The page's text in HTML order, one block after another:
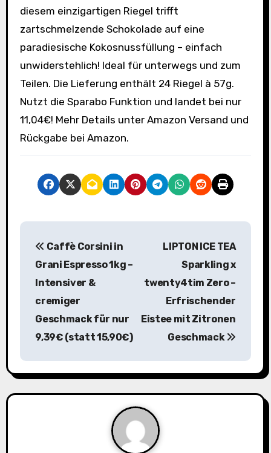
diesem einzigartigen Riegel trifft
zartschmelzende Schokolade auf eine
paradiesische Kokosnussfüllung – einfach
unwiderstehlich! Ideal für unterwegs und zum
Teilen. Die Lieferung enthält 24 Riegel à 57g.
Nutzt die Sparabo Funktion und landet bei nur
11,04€! Mehr Details unter Amazon Versand und
Rückgabe bei Amazon.
B
a
g
Caffè Corsini in
Grani Espresso 1kg –
Intensiver &
cremiger
Geschmack für nur
9,39€ (statt 15,90€)
LIPTON ICE TEA
Sparkling x
twenty4tim Zero –
Erfrischender
Eistee mit Zitronen
Geschmack